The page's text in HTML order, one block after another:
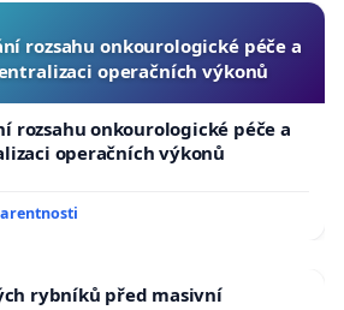
rozsahu onkourologické péče a
operačních výkonů
rozsahu onkourologické péče a
operačních výkonů
rybníků před masivní